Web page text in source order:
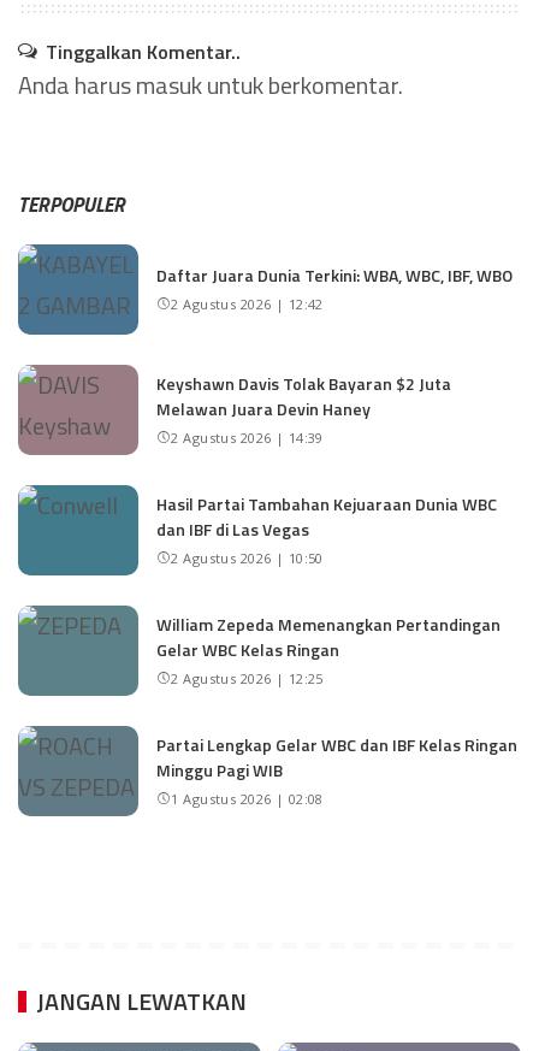
Tinggalkan Komentar..
Anda harusmasukuntuk berkomentar.
TERPOPULER
Daftar Juara Dunia Terkini: WBA, WBC, IBF, WBO
2 Agustus 2026 | 12:42
Keyshawn Davis Tolak Bayaran $2 Juta
Melawan Juara Devin Haney
2 Agustus 2026 | 14:39
Hasil Partai Tambahan Kejuaraan Dunia WBC
dan IBF di Las Vegas
2 Agustus 2026 | 10:50
William Zepeda Memenangkan Pertandingan
Gelar WBC Kelas Ringan
2 Agustus 2026 | 12:25
Partai Lengkap Gelar WBC dan IBF Kelas Ringan
Minggu Pagi WIB
1 Agustus 2026 | 02:08
JANGAN LEWATKAN